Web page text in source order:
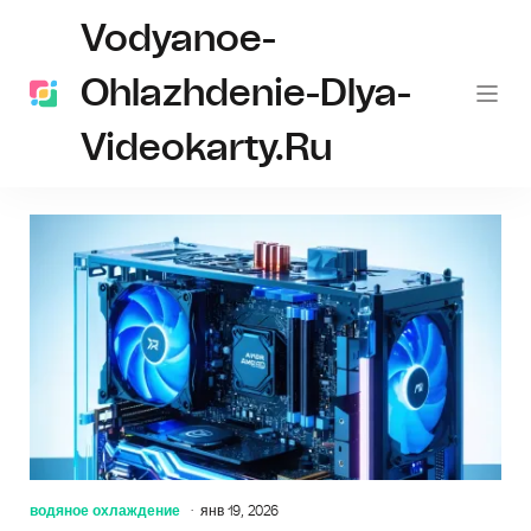
Vodyanoe-
Ohlazhdenie-Dlya-
Videokarty.ru
водяное охлаждение янв 19, 2026